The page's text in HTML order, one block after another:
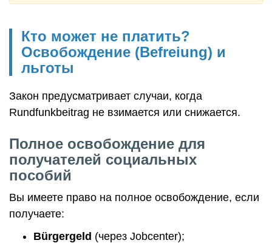
Кто может не платить?
Освобождение (Befreiung) и
льготы
Закон предусматривает случаи, когда
Rundfunkbeitrag не взимается или снижается.
Полное освобождение для
получателей социальных
пособий
Вы имеете право на полное освобождение, если
получаете:
Bürgergeld (через Jobcenter);